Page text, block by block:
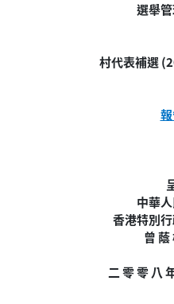
選舉
村代表補選
中華
香港特別
曾 蔭
二 零 零 八